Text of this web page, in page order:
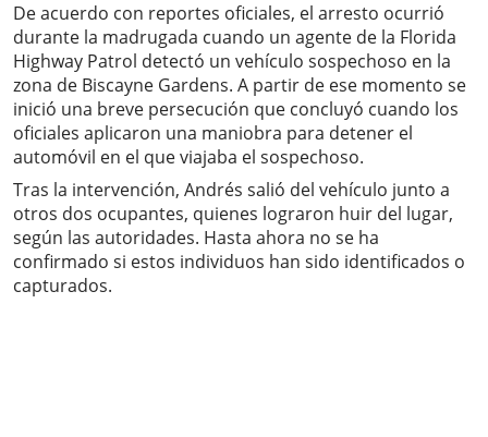
De acuerdo con reportes oficiales, el arresto ocurrió
durante la madrugada cuando un agente de la Florida
Highway Patrol detectó un vehículo sospechoso en la
zona de Biscayne Gardens. A partir de ese momento se
inició una breve persecución que concluyó cuando los
oficiales aplicaron una maniobra para detener el
automóvil en el que viajaba el sospechoso.
Tras la intervención, Andrés salió del vehículo junto a
otros dos ocupantes, quienes lograron huir del lugar,
según las autoridades. Hasta ahora no se ha
confirmado si estos individuos han sido identificados o
capturados.